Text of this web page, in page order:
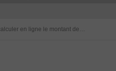
Impôt sur le revenu : calculer en ligne le montant de son impôt 2024